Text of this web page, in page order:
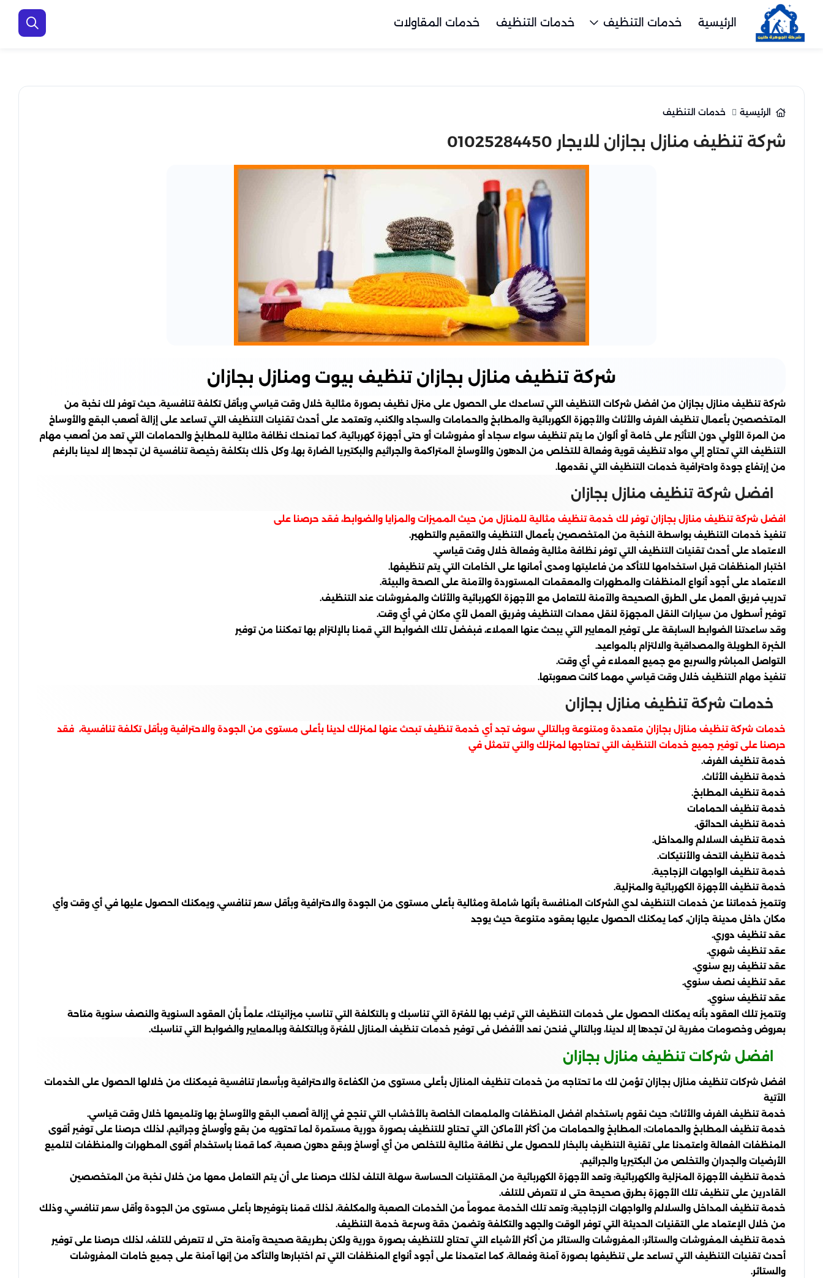
الرئيسية خدمات التنظيف خدمات التنظيف خدمات المقاولات
الرئيسية خدمات التنظيف
شركة تنظيف منازل بجازان للايجار 01025284450
شركة تنظيف منازل بجازان تنظيف بيوت ومنازل بجازان
شركة تنظيف منازل بجازان من افضل شركات التنظيف التي تساعدك على الحصول على منزل نظيف بصورة مثالية خلال وقت قياسي وبأقل تكلفة تنافسية، حيث توفر لك نخبة من
المتخصصين بأعمال تنظيف الغرف والأثاث والأجهزة الكهربائية والمطابخ والحمامات والسجاد والكنب، وتعتمد على أحدث تقنيات التنظيف التي تساعد على إزالة أصعب البقع والأوساخ
من المرة الأولي دون التأثير على خامة أو ألوان ما يتم تنظيف سواء سجاد أو مفروشات أو حتى أجهزة كهربائية، كما تمنحك نظافة مثالية للمطابخ والحمامات التي تعد من أصعب مهام
التنظيف التي تحتاج إلي مواد تنظيف قوية وفعالة للتخلص من الدهون والأوساخ المتراكمة والجراثيم والبكتيريا الضارة بها، وكل ذلك بتكلفة رخيصة تنافسية لن تجدها إلا لدينا بالرغم
من إرتفاع جودة واحترافية خدمات التنظيف التي نقدمها.
افضل شركة تنظيف منازل بجازان
افضل شركة تنظيف منازل بجازان توفر لك خدمة تنظيف مثالية للمنازل من حيث المميزات والمزايا والضوابط، فقد حرصنا على
تنفيذ خدمات التنظيف بواسطة النخبة من المتخصصين بأعمال التنظيف والتعقيم والتطهير.
الاعتماد على أحدث تقنيات التنظيف التي توفر نظافة مثالية وفعالة خلال وقت قياسي.
اختبار المنظفات قبل استخدامها للتأكد من فاعليتها ومدى أمانها على الخامات التي يتم تنظيفها.
الاعتماد على أجود أنواع المنظفات والمطهرات والمعقمات المستوردة والآمنة على الصحة والبيئة.
تدريب فريق العمل على الطرق الصحيحة والآمنة للتعامل مع الأجهزة الكهربائية والأثاث والمفروشات عند التنظيف.
توفير أسطول من سيارات النقل المجهزة لنقل معدات التنظيف وفريق العمل لأي مكان في أي وقت.
وقد ساعدتنا الضوابط السابقة على توفير المعايير التي يبحث عنها العملاء، فبفضل تلك الضوابط التي قمنا بالإلتزام بها تمكننا من توفير
الخبرة الطويلة والمصداقية والالتزام بالمواعيد.
التواصل المباشر والسريع مع جميع العملاء في أي وقت.
تنفيذ مهام التنظيف خلال وقت قياسي مهما كانت صعوبتها.
خدمات شركة تنظيف منازل بجازان
خدمات شركة تنظيف منازل بجازان متعددة ومتنوعة وبالتالي سوف تجد أي خدمة تنظيف تبحث عنها لمنزلك لدينا بأعلى مستوى من الجودة والاحترافية وبأقل تكلفة تنافسية، فقد
حرصنا على توفير جميع خدمات التنظيف التي تحتاجها لمنزلك والتي تتمثل في
خدمة تنظيف الغرف.
خدمة تنظيف الأثاث.
خدمة تنظيف المطابخ.
خدمة تنظيف الحمامات
خدمة تنظيف الحدائق.
خدمة تنظيف السلالم والمداخل.
خدمة تنظيف التحف والأنتيكات.
خدمة تنظيف الواجهات الزجاجية.
خدمة تنظيف الأجهزة الكهربائية والمنزلية.
وتتميز خدماتنا عن خدمات التنظيف لدي الشركات المنافسة بأنها شاملة ومثالية بأعلى مستوى من الجودة والاحترافية وبأقل سعر تنافسي، ويمكنك الحصول عليها في أي وقت وأي
مكان داخل مدينة جازان، كما يمكنك الحصول عليها بعقود متنوعة حيث يوجد
عقد تنظيف دوري.
عقد تنظيف شهري.
عقد تنظيف ربع سنوي.
عقد تنظيف نصف سنوي.
عقد تنظيف سنوي.
وتتميز تلك العقود بأنه يمكنك الحصول على خدمات التنظيف التي ترغب بها للفترة التي تناسبك و بالتكلفة التي تناسب ميزانيتك، علماً بأن العقود السنوية والنصف سنوية متاحة
بعروض وخصومات مغرية لن تجدها إلا لدينا، وبالتالي فنحن نعد الأفضل فى توفير خدمات تنظيف المنازل للفترة وبالتكلفة وبالمعايير والضوابط التي تناسبك.
افضل شركات تنظيف منازل بجازان
افضل شركات تنظيف منازل بجازان تؤمن لك ما تحتاجه من خدمات تنظيف المنازل بأعلى مستوى من الكفاءة والاحترافية وبأسعار تنافسية فيمكنك من خلالها الحصول على الخدمات
الآتية
خدمة تنظيف الغرف والأثاث: حيث نقوم باستخدام افضل المنظفات والملمعات الخاصة بالأخشاب التي تنجح في إزالة أصعب البقع والأوساخ بها وتلميعها خلال وقت قياسي.
خدمة تنظيف المطابخ والحمامات: المطابخ والحمامات من أكثر الأماكن التي تحتاج للتنظيف بصورة دورية مستمرة لما تحتويه من بقع وأوساخ وجراثيم، لذلك حرصنا على توفير أقوى
المنظفات الفعالة واعتمدنا على تقنية التنظيف بالبخار للحصول على نظافة مثالية للتخلص من أي أوساخ وبقع دهون صعبة، كما قمنا باستخدام أقوى المطهرات والمنظفات لتلميع
الأرضيات والجدران والتخلص من البكتيريا والجراثيم.
خدمة تنظيف الأجهزة المنزلية والكهربائية: وتعد الأجهزة الكهربائية من المقتنيات الحساسة سهلة التلف لذلك حرصنا على أن يتم التعامل معها من خلال نخبة من المتخصصين
القادرين على تنظيف تلك الأجهزة بطرق صحيحة حتى لا تتعرض للتلف.
خدمة تنظيف المداخل والسلالم والواجهات الزجاجية: وتعد تلك الخدمة عموماً من الخدمات الصعبة والمكلفة، لذلك قمنا بتوفيرها بأعلى مستوى من الجودة وأقل سعر تنافسي، وذلك
من خلال الإعتماد على التقنيات الحديثة التي توفر الوقت والجهد والتكلفة وتضمن دقة وسرعة خدمة التنظيف.
خدمة تنظيف المفروشات والستائر: المفروشات والستائر من أكثر الأشياء التي تحتاج للتنظيف بصورة دورية ولكن بطريقة صحيحة وآمنة حتى لا تتعرض للتلف، لذلك حرصنا على توفير
أحدث تقنيات التنظيف التي تساعد على تنظيفها بصورة آمنة وفعالة، كما اعتمدنا على أجود أنواع المنظفات التي تم اختبارها والتأكد من إنها آمنة على جميع خامات المفروشات
والستائر.